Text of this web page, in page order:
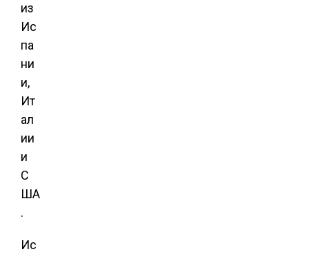
из
Ис
па
ни
и,
Ит
ал
ии
и
С
ША
.
Ис